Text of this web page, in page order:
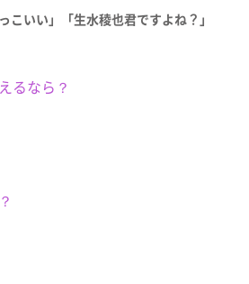
こいい」「生水稜也君ですよね？」
るなら？